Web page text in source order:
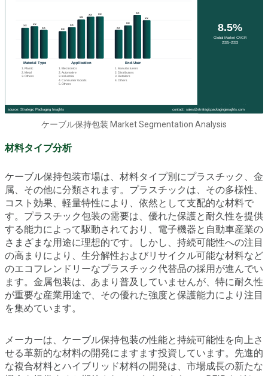
ケーブル保持包装 Market Segmentation Analysis
材料タイプ分析
ケーブル保持包装市場は、材料タイプ別にプラスチック、金
属、その他に分類されます。プラスチックは、その多様性、
コスト効果、軽量特性により、依然として支配的な材料で
す。プラスチック包装の需要は、優れた保護と耐久性を提供
する能力によって駆動されており、電子機器と自動車産業の
さまざまな用途に理想的です。しかし、持続可能性への注目
の高まりにより、生分解性およびリサイクル可能な材料など
のエコフレンドリーなプラスチック代替品の採用が進んでい
ます。金属包装は、あまり普及していませんが、特に耐久性
が重要な産業用途で、その優れた強度と保護能力により注目
を集めています。
メーカーは、ケーブル保持包装の性能と持続可能性を向上さ
せる革新的な材料の開発にますます投資しています。先進的
な複合材料とハイブリッド材料の開発は、市場成長の新たな